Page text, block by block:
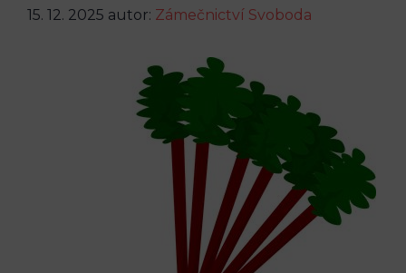
15. 12. 2025 autor: Zámečnictví Svoboda